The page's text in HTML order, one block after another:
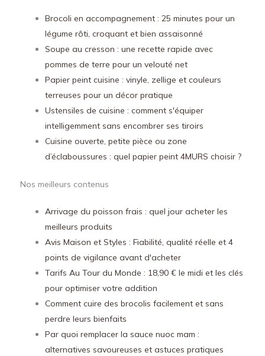
Brocoli en accompagnement : 25 minutes pour un
légume rôti, croquant et bien assaisonné
Soupe au cresson : une recette rapide avec
pommes de terre pour un velouté net
Papier peint cuisine : vinyle, zellige et couleurs
terreuses pour un décor pratique
Ustensiles de cuisine : comment s'équiper
intelligemment sans encombrer ses tiroirs
Cuisine ouverte, petite pièce ou zone
d’éclaboussures : quel papier peint 4MURS choisir ?
Nos meilleurs contenus
Arrivage du poisson frais : quel jour acheter les
meilleurs produits
Avis Maison et Styles : Fiabilité, qualité réelle et 4
points de vigilance avant d'acheter
Tarifs Au Tour du Monde : 18,90 € le midi et les clés
pour optimiser votre addition
Comment cuire des brocolis facilement et sans
perdre leurs bienfaits
Par quoi remplacer la sauce nuoc mam :
alternatives savoureuses et astuces pratiques